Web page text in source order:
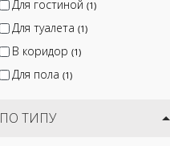
Для гостиной (1)
Для туалета (1)
В коридор (1)
Для пола (1)
ПО ТИПУ